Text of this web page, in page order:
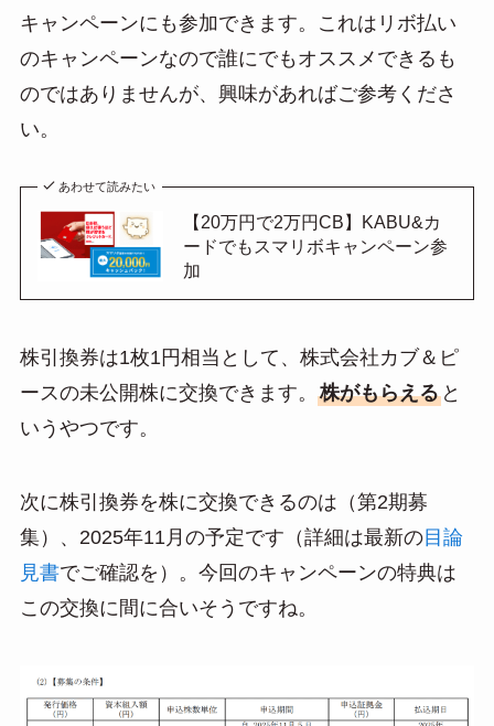
キャンペーンにも参加できます。これはリボ払い
のキャンペーンなので誰にでもオススメできるも
のではありませんが、興味があればご参考くださ
い。
あわせて読みたい
【20万円で2万円CB】KABU&カ
ードでもスマリボキャンペーン参
加
株引換券は1枚1円相当として、株式会社カブ＆ピ
ースの未公開株に交換できます。 株がもらえると
いうやつです。
次に株引換券を株に交換できるのは（第2期募
集）、2025年11月の予定です（詳細は最新の目論
見書でご確認を）。今回のキャンペーンの特典は
この交換に間に合いそうですね。